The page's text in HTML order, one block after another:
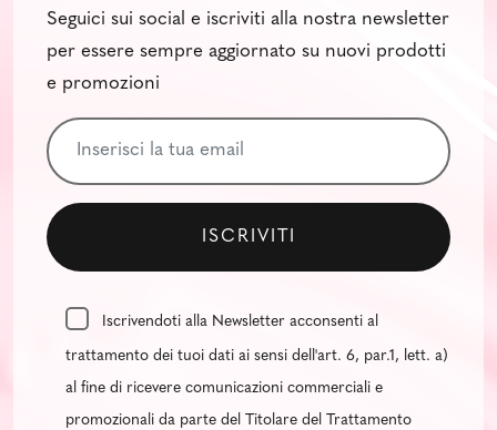
Seguici sui social e iscriviti alla nostra newsletter
per essere sempre aggiornato su nuovi prodotti
e promozioni
Iscrivendoti alla Newsletter acconsenti al
trattamento dei tuoi dati ai sensi dell'art. 6, par.1, lett. a)
al fine di ricevere comunicazioni commerciali e
promozionali da parte del Titolare del Trattamento